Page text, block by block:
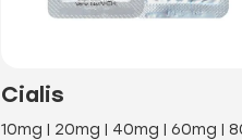
Cialis
10mg | 20mg | 40mg | 60mg |